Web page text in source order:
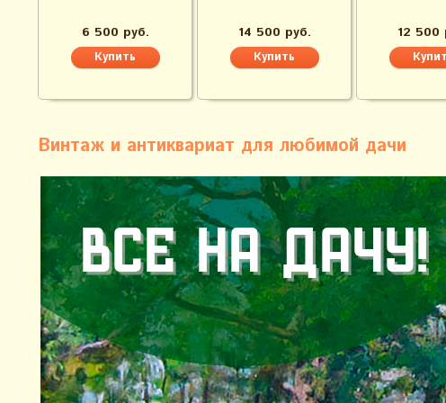
6 500 руб. 14 500 руб. 12 500
Винтаж и антиквариат для любимой дачи